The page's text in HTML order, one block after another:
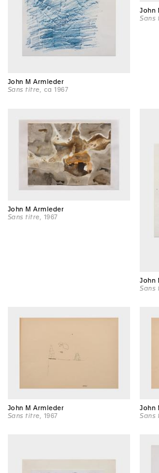
John M Armleder
Sans titre , ca 1967
John
Sans
John M Armleder
Sans titre , 1967
John
Sans
John M Armleder
Sans titre , 1967
John
Sans